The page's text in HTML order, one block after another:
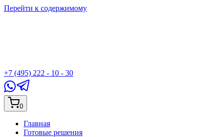
Перейти к содержимому
+7 (495) 222 - 10 - 30
0
Главная
Готовые решения